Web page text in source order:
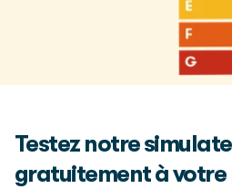
Testez notre
gratuitement à